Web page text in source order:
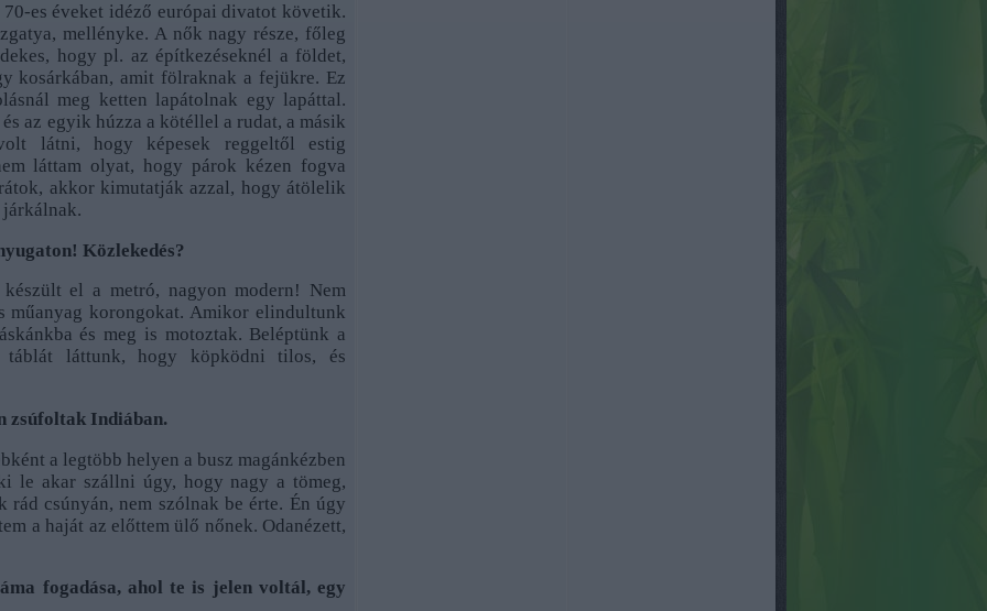
es éveket idéző európai divatot követik.
mellényke. A nők nagy része, főleg
hogy pl. az építkezéseknél a földet,
kosárkában, amit fölraknak a fejükre. Ez
meg ketten lapátolnak egy lapáttal.
az egyik húzza a kötéllel a rudat, a másik
látni, hogy képesek reggeltől estig
láttam olyat, hogy párok kézen fogva
akkor kimutatják azzal, hogy átölelik
járkálnak.
Közlekedés?
el a metró, nagyon modern! Nem
műanyag korongokat. Amikor elindultunk
és meg is motoztak. Beléptünk a
láttunk, hogy köpködni tilos, és
zsúfoltak Indiában.
a legtöbb helyen a busz magánkézben
le akar szállni úgy, hogy nagy a tömeg,
rád csúnyán, nem szólnak be érte. Én úgy
a haját az előttem ülő nőnek. Odanézett,
fogadása, ahol te is jelen voltál, egy